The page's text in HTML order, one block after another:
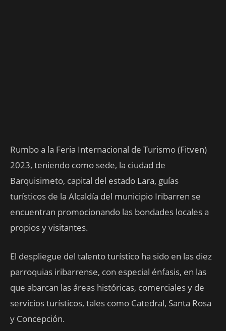
Rumbo a la Feria Internacional de Turismo (Fitven)
2023, teniendo como sede, la ciudad de
Barquisimeto, capital del estado Lara, guías
turísticos de la Alcaldía del municipio Iribarren se
encuentran promocionando las bondades locales a
propios y visitantes.
El despliegue del talento turístico ha sido en las diez
parroquias iribarrense, con especial énfasis, en las
que abarcan las áreas históricas, comerciales y de
servicios turísticos, tales como Catedral, Santa Rosa
y Concepción.